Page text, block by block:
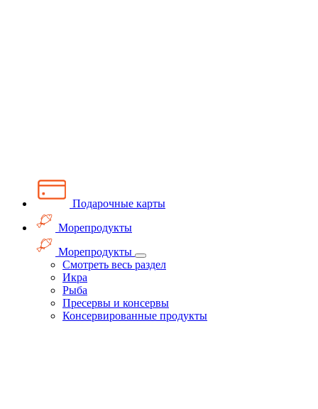
Подарочные карты
Морепродукты
Морепродукты
Смотреть весь раздел
Икра
Рыба
Пресервы и консервы
Консервированные продукты